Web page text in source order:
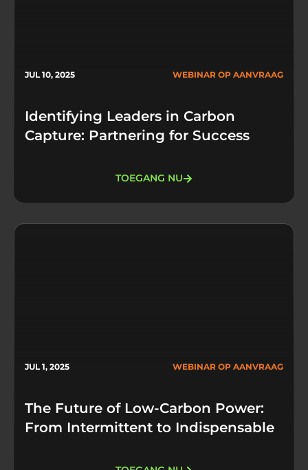
JUL 10, 2025 WEBINAR OP AANVRAAG
Identifying Leaders in Carbon
Capture: Partnering for Success
TOEGANG NU
JUL 1, 2025 WEBINAR OP AANVRAAG
The Future of Low-Carbon Power:
From Intermittent to Indispensable